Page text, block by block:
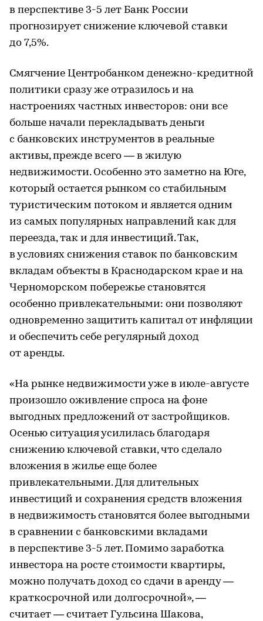
в перспективе 3-5 лет Банк России
прогнозирует снижение ключевой ставки
до 7,5%.
Смягчение Центробанком денежно-кредитной
политики сразу же отразилось и на
настроениях частных инвесторов: они все
больше начали перекладывать деньги
с банковских инструментов в реальные
активы, прежде всего — в жилую
недвижимости. Особенно это заметно на Юге,
который остается рынком со стабильным
туристическим потоком и является одним
из самых популярных направлений как для
переезда, так и для инвестиций. Так,
в условиях снижения ставок по банковским
вкладам объекты в Краснодарском крае и на
Черноморском побережье становятся
особенно привлекательными: они позволяют
одновременно защитить капитал от инфляции
и обеспечить себе регулярный доход
от аренды.
«На рынке недвижимости уже в июле-августе
произошло оживление спроса на фоне
выгодных предложений от застройщиков.
Осенью ситуация усилилась благодаря
снижению ключевой ставки, что сделало
вложения в жилье еще более
привлекательными. Для длительных
инвестиций и сохранения средств вложения
в недвижимость становятся более выгодными
в сравнении с банковскими вкладами
в перспективе 3-5 лет. Помимо заработка
инвестора на росте стоимости квартиры,
можно получать доход со сдачи в аренду —
краткосрочной или долгосрочной», —
считает — считает Гульсина Шакова,